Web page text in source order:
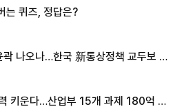
는 퀴즈, 정답은?
나오나…한국 新통상정책 교두보 활
키운다…산업부 15개 과제 180억 지